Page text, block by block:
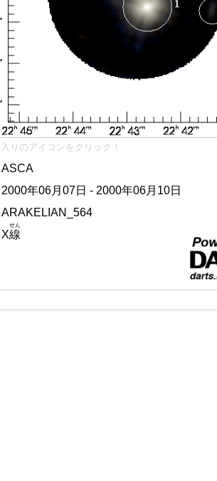
りのアイコンをクリック！
ASCA
2000年06月07日 - 2000年06月10日
ARAKELIAN_564
X線
せん